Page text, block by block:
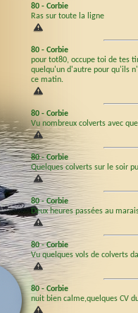
80 - Corbie
Ras sur toute la ligne
80 - Corbie
pour tot80, occupe toi de tes
quelqu'un d'autre pour qu'ils
ce matin.
80 - Corbie
Vu nombreux colverts avec
80-Corbie
Quelques colverts sur le soir
80-Corbie
Deux heures passées au
80-Corbie
Vu quelques vols de colverts
80 - Corbie
nuit bien calme,quelques CV